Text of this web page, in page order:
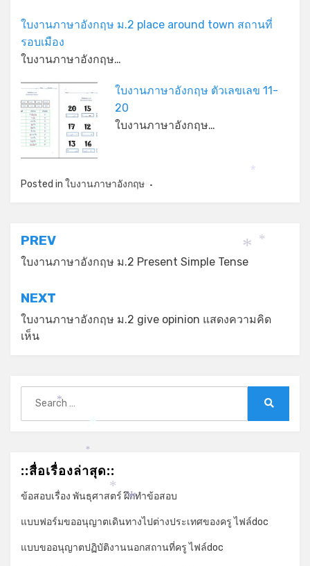
ใบงานภาษาอังกฤษ ม.2 place around town สถานที่
รอบเมือง
ใบงานภาษาอังกฤษ…
ใบงานภาษาอังกฤษ ตัวเลขเลข 11-
20
ใบงานภาษาอังกฤษ…
Posted in ใบงานภาษาอังกฤษ
แนะแนว
เรื่อง
PREV
ใบงานภาษาอังกฤษ ม.2 Present Simple Tense
NEXT
ใบงานภาษาอังกฤษ ม.2 give opinion แสดงความคิด
เห็น
for:
::สื่อเรื่องล่าสุด::
ข้อสอบเรื่อง พันธุศาสตร์ ฝึกทำข้อสอบ
แบบฟอร์มขออนุญาตเดินทางไปต่างประเทศของครู ไฟล์doc
แบบขออนุญาตปฏิบัติงานนอกสถานที่ครู ไฟล์doc
*
*